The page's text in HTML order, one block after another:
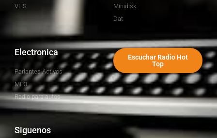
VHS
Minidisk
Dat
Electronica
Parlantes Activos
MP3
Radio para autos
Escuchar Radio Hot
Top
Siguenos